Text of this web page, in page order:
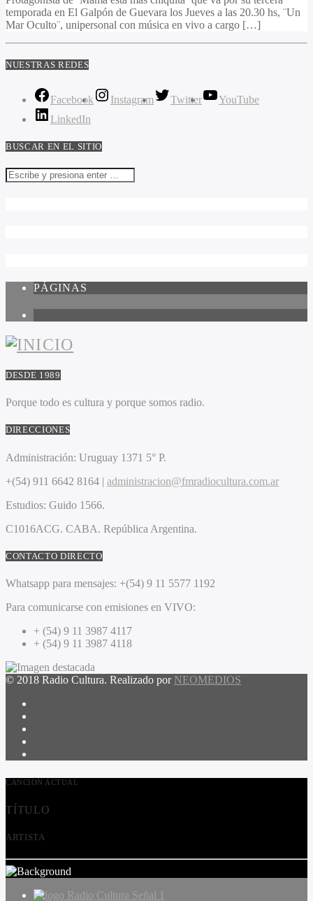
temporada en El Galpón de Guevara los Jueves a las 20.30 hs, ¨Un
Mar Oculto¨, unipersonal con música en vivo a cargo […]
NUESTRAS REDES
Facebook Instagram Twitter
YouTube
LinkedIn
BUSCAR EN EL SITIO
PÁGINAS
DESDE 1989
Porque todo es cultura y porque somos radio.
DIRECCIONES
Administración: Uruguay 1371 5° P.
+(54) 911 6642 8164 | administracion@fmradiocultura.com.ar
Estudios: Guido 1566.
C1016ACG. CABA. República Argentina.
CONTACTO DIRECTO
Whatsapp para mensajes: +(54) 9 11 5577 1192
Para comunicarse con emisiones en VIVO:
+ (54) 9 11 3987 4117
+ (54) 9 11 3987 4118
© 2018 Radio Cultura. Realizado por NEOMEDIOS
CANCIÓN ACTUAL
TÍTULO
ARTISTA
Radio Cultura Señal 1